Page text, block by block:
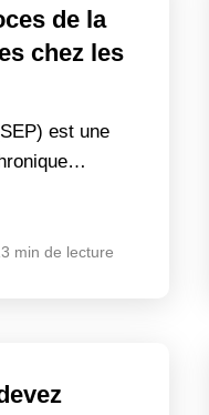
de la
chez les
est une
min de lecture